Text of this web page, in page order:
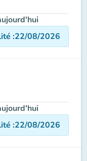
:22/08/2026
:22/08/2026